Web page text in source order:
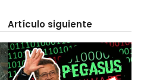
Artículo siguiente